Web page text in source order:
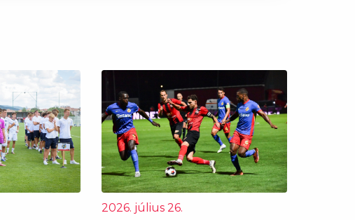
2026. július 26.